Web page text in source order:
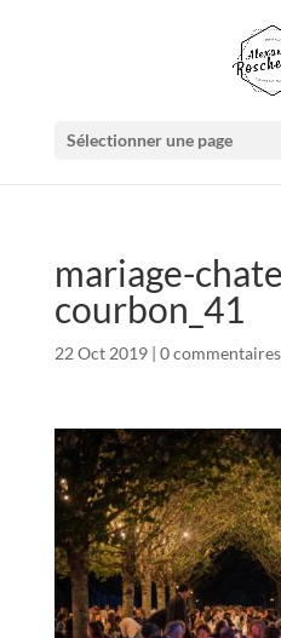
Sélectionner une page
mariage-
courbon_41
22 Oct 2019| 0 commentaires